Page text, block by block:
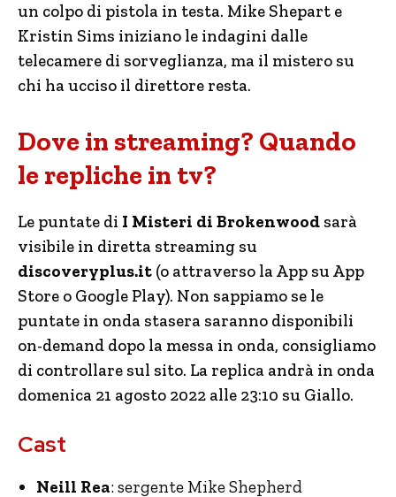
un colpo di pistola in testa. Mike Shepart e
Kristin Sims iniziano le indagini dalle
telecamere di sorveglianza, ma il mistero su
chi ha ucciso il direttore resta.
Dove in streaming? Quando
le repliche in tv?
Le puntate di I Misteri di Brokenwood sarà
visibile in diretta streaming su
discoveryplus.it (o attraverso la App su App
Store o Google Play). Non sappiamo se le
puntate in onda stasera saranno disponibili
on-demand dopo la messa in onda, consigliamo
di controllare sul sito. La replica andrà in onda
domenica 21 agosto 2022 alle 23:10 su Giallo.
Cast
Neill Rea: sergente Mike Shepherd